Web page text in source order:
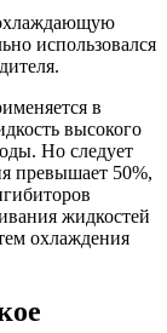
использовался
в
высокого
Но следует
превышает 50%,
жидкостей
охлаждения